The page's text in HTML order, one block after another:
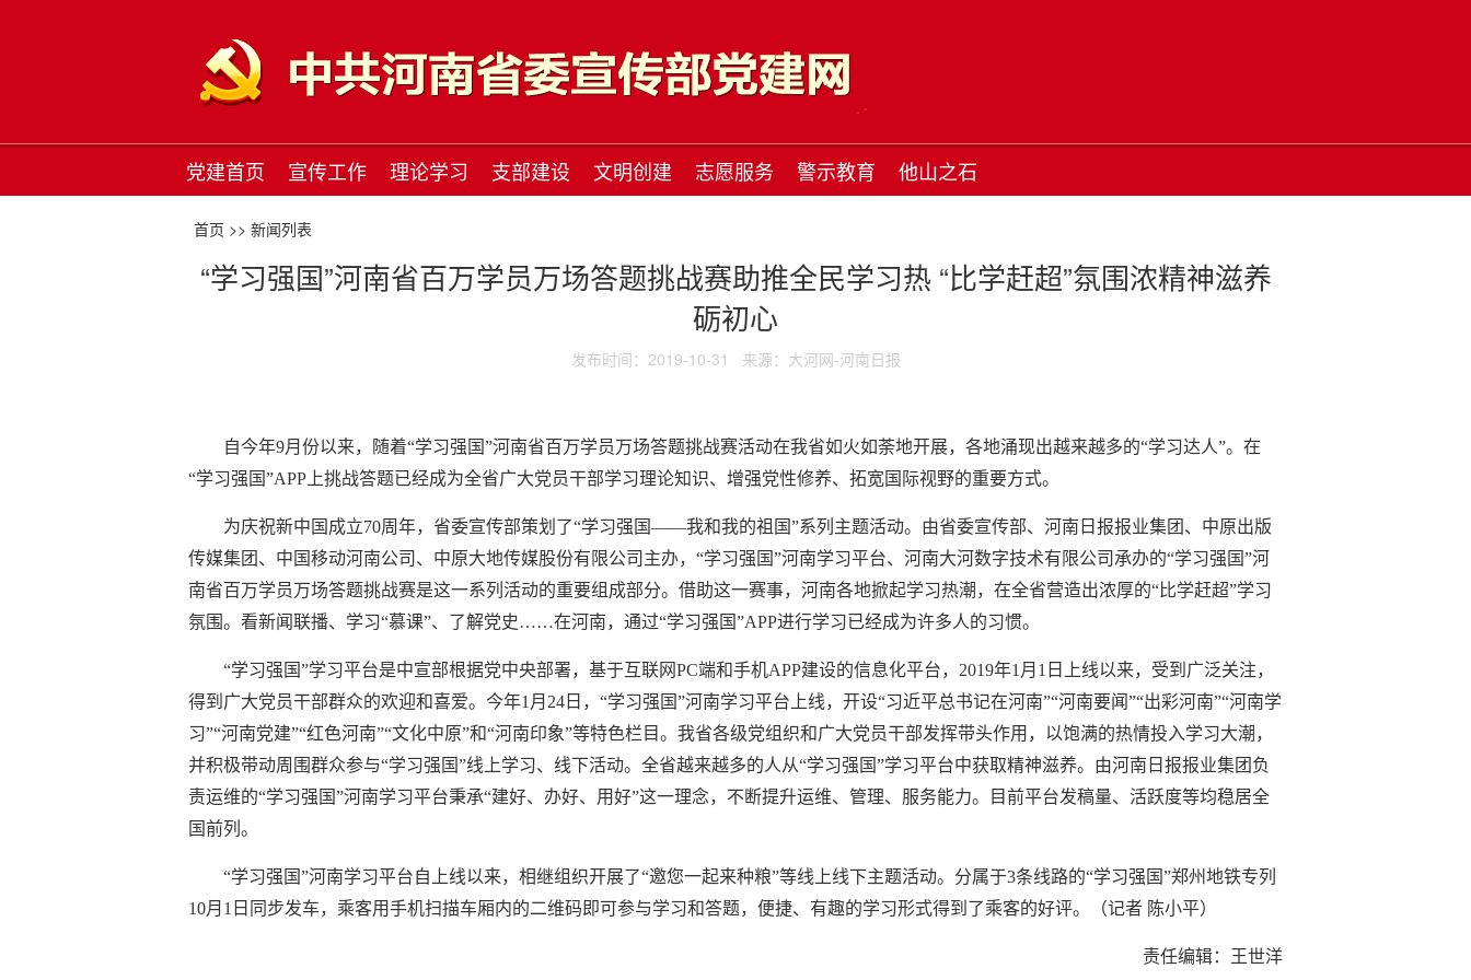
党建首页 宣传工作 理论学习 支部建设 文明创建 志愿服务 警示教育 他山之石
首页 >> 新闻列表
“学习强国”河南省百万学员万场答题挑战赛助推全民学习热 “比学赶超”氛围浓精神滋养
砺初心
发布时间：2019-10-31 来源：大河网-河南日报
自今年9月份以来，随着“学习强国”河南省百万学员万场答题挑战赛活动在我省如火如荼地开展，各地涌现出越来越多的“学习达人”。在
“学习强国”APP上挑战答题已经成为全省广大党员干部学习理论知识、增强党性修养、拓宽国际视野的重要方式。
为庆祝新中国成立70周年，省委宣传部策划了“学习强国——我和我的祖国”系列主题活动。由省委宣传部、河南日报报业集团、中原出版
传媒集团、中国移动河南公司、中原大地传媒股份有限公司主办，“学习强国”河南学习平台、河南大河数字技术有限公司承办的“学习强国”河
南省百万学员万场答题挑战赛是这一系列活动的重要组成部分。借助这一赛事，河南各地掀起学习热潮，在全省营造出浓厚的“比学赶超”学习
氛围。看新闻联播、学习“慕课”、了解党史……在河南，通过“学习强国”APP进行学习已经成为许多人的习惯。
“学习强国”学习平台是中宣部根据党中央部署，基于互联网PC端和手机APP建设的信息化平台，2019年1月1日上线以来，受到广泛关注，
得到广大党员干部群众的欢迎和喜爱。今年1月24日，“学习强国”河南学习平台上线，开设“习近平总书记在河南”“河南要闻”“出彩河南”“河南学
习”“河南党建”“红色河南”“文化中原”和“河南印象”等特色栏目。我省各级党组织和广大党员干部发挥带头作用，以饱满的热情投入学习大潮，
并积极带动周围群众参与“学习强国”线上学习、线下活动。全省越来越多的人从“学习强国”学习平台中获取精神滋养。由河南日报报业集团负
责运维的“学习强国”河南学习平台秉承“建好、办好、用好”这一理念，不断提升运维、管理、服务能力。目前平台发稿量、活跃度等均稳居全
国前列。
“学习强国”河南学习平台自上线以来，相继组织开展了“邀您一起来种粮”等线上线下主题活动。分属于3条线路的“学习强国”郑州地铁专列
10月1日同步发车，乘客用手机扫描车厢内的二维码即可参与学习和答题，便捷、有趣的学习形式得到了乘客的好评。（记者 陈小平）
责任编辑：王世洋